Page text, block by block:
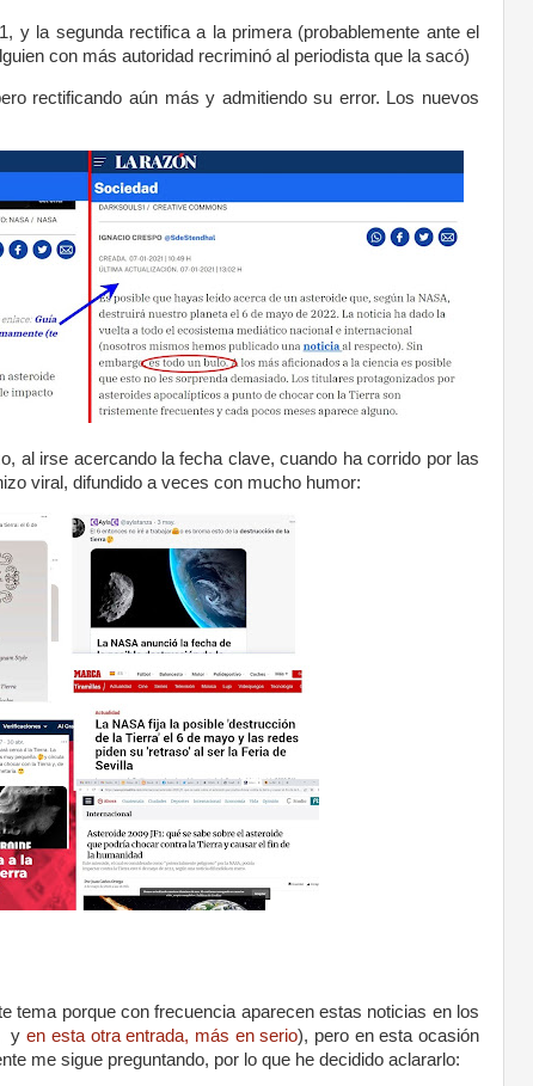
y la segunda rectifica a la primera (probablemente ante el
con más autoridad recriminó al periodista que la sacó)
rectificando aún más y admitiendo su error. Los nuevos
al irse acercando la fecha clave, cuando ha corrido por las
viral, difundido a veces con mucho humor:
tema porque con frecuencia aparecen estas noticias en los
yen esta otra entrada, más en serio), pero en esta ocasión
me sigue preguntando, por lo que he decidido aclararlo: